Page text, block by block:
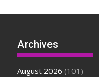
Archives
August 2026 (101)